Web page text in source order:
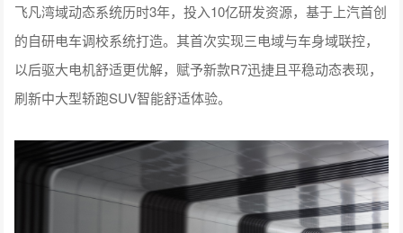
飞凡湾域动态系统历时3年，投入10亿研发资源，基于上汽首创
的自研电车调校系统打造。其首次实现三电域与车身域联控，
以后驱大电机舒适更优解，赋予新款R7迅捷且平稳动态表现，
刷新中大型轿跑SUV智能舒适体验。